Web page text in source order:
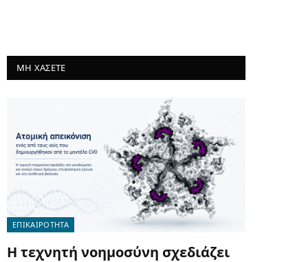
ΜΗ ΧΑΣΕΤΕ
ΕΠΙΚΑΙΡΟΤΗΤΑ
Η τεχνητή νοημοσύνη σχεδιάζει